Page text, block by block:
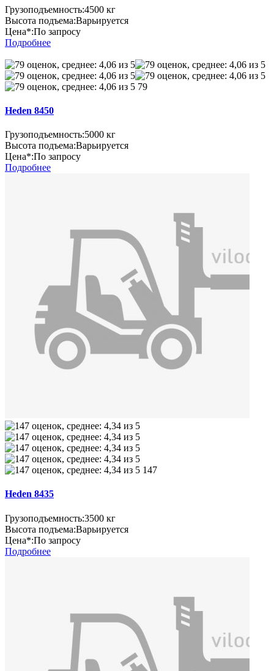
Грузоподъемность:4500 кг
Высота подъема:Варьируется
Цена*:По запросу
Подробнее
79
Heden 8450
Грузоподъемность:5000 кг
Высота подъема:Варьируется
Цена*:По запросу
Подробнее
147
Heden 8435
Грузоподъемность:3500 кг
Высота подъема:Варьируется
Цена*:По запросу
Подробнее